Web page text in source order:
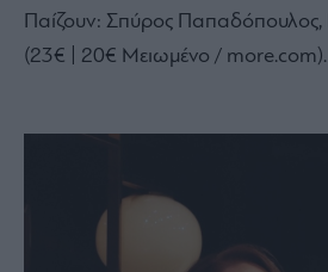
Παίζουν: Σπύρος Παπαδόπουλος,
(23€ | 20€ Μειωμένο / more.com).